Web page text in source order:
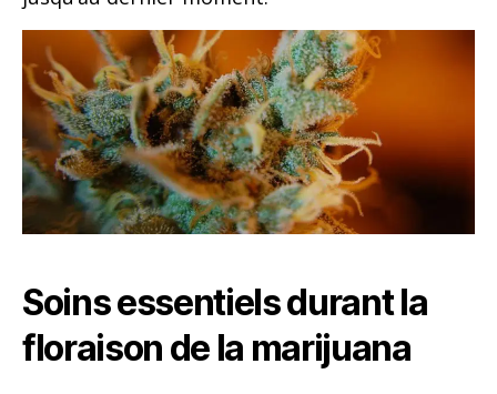
Soins essentiels durant la
floraison de la marijuana